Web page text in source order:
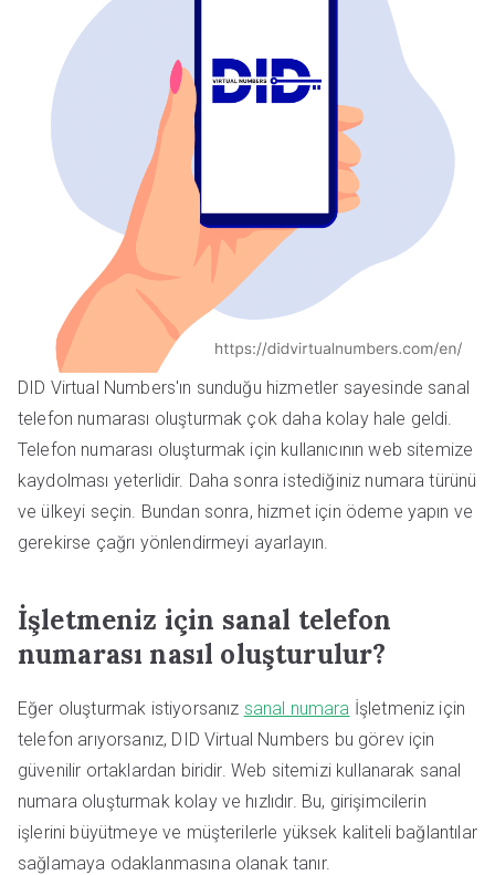
DID Virtual Numbers'ın sunduğu hizmetler sayesinde sanal
telefon numarası oluşturmak çok daha kolay hale geldi.
Telefon numarası oluşturmak için kullanıcının web sitemize
kaydolması yeterlidir. Daha sonra istediğiniz numara türünü
ve ülkeyi seçin. Bundan sonra, hizmet için ödeme yapın ve
gerekirse çağrı yönlendirmeyi ayarlayın.
İşletmeniz için sanal telefon
numarası nasıl oluşturulur?
Eğer oluşturmak istiyorsanız sanal numara İşletmeniz için
telefon arıyorsanız, DID Virtual Numbers bu görev için
güvenilir ortaklardan biridir. Web sitemizi kullanarak sanal
numara oluşturmak kolay ve hızlıdır. Bu, girişimcilerin
işlerini büyütmeye ve müşterilerle yüksek kaliteli bağlantılar
sağlamaya odaklanmasına olanak tanır.